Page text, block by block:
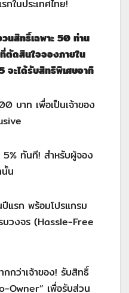
กในประเทศไทย!
นสิทธิ์เฉพาะ 50 ท่าน
ตัดสินใจจองภายใน
จะได้รับสิทธิพิเศษอาทิ
บาท เพื่อเป็นเจ้าของ
ทันที! สำหรับผู้จอง
น
แรก พร้อมโปรแกรม
บวงจร (Hassle-Free
กว่าเจ้าของ! รับสิทธิ์
Owner” เพื่อรับส่วน